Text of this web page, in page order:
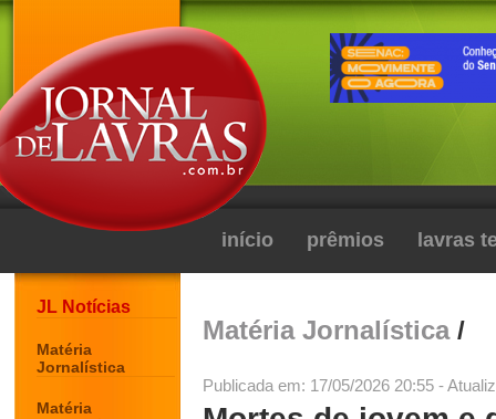
início prêmios lavras
JL Notícias
Matéria
Jornalística
Matéria
Matéria Jornalística/
Publicada em: 17/05/2026 20:55 -